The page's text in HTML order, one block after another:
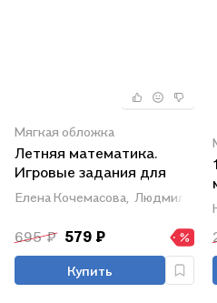
Мягкая обложка
Летняя математика.
Игровые задания для
дошкольников (с
Елена Кочемасова, Людмила
695 ₽ 579 ₽
Купить